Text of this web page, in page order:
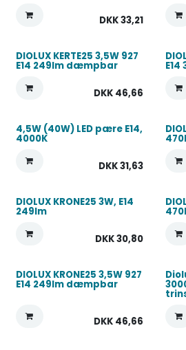
DKK33,21
DIOLUX KERTE25 3,5W 927
E14 249lm dæmpbar
DKK 46,66
4,5W (40W) LED pære E14,
4000K
DKK31,63
DIOLUX KRONE25 3W, E14
249lm
DKK30,80
DIOLUX KRONE25 3,5W 927
E14 249lm dæmpbar
DKK 46,66